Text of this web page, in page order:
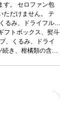
す。 セロファン包
ただけません。テ
るみ、ドライフル
含むと、長い余韻が
食後酒として葡萄
フトボックス、熨斗
、くるみ、ドライ
き、柑橘類の含み